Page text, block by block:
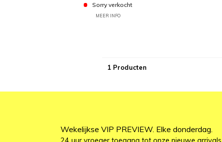
Sorry verkocht
MEER INFO
1 Producten
Wekelijkse VIP PREVIEW. Elke donderdag.